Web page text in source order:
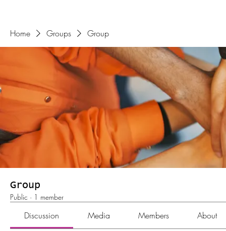
Home Groups Group
Group
Public · 1 member
Discussion Media Members About